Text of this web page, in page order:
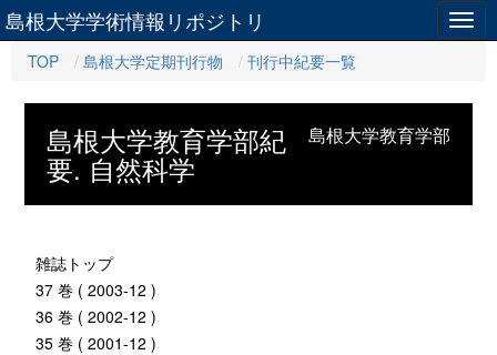
島根大学学術情報リポジトリ
TOP 島根大学定期刊行物 刊行中紀要一覧
島根大学教育学部
島根大学教育学部紀
要. 自然科学
雑誌トップ
37 巻 ( 2003-12 )
36 巻 ( 2002-12 )
35 巻 ( 2001-12 )